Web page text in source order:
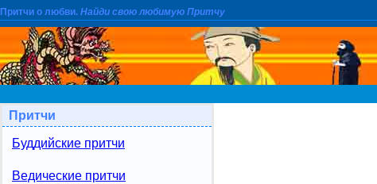
Притчи о любви. Найди свою любимую Притчу
Притчи
Буддийские притчи
Ведические притчи